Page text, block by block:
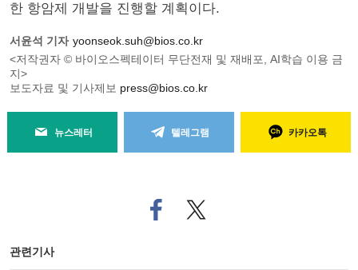
한 항암제 개발을 진행할 계획이다.
서윤석 기자 yoonseok.suh@bios.co.kr
<저작권자 © 바이오스펙테이터 무단전재 및 재배포, AI학습 이용 금
지>
보도자료 및 기사제보 press@bios.co.kr
뉴스레터 텔레그램 카카오톡
페
이
트위
터로
관련기사